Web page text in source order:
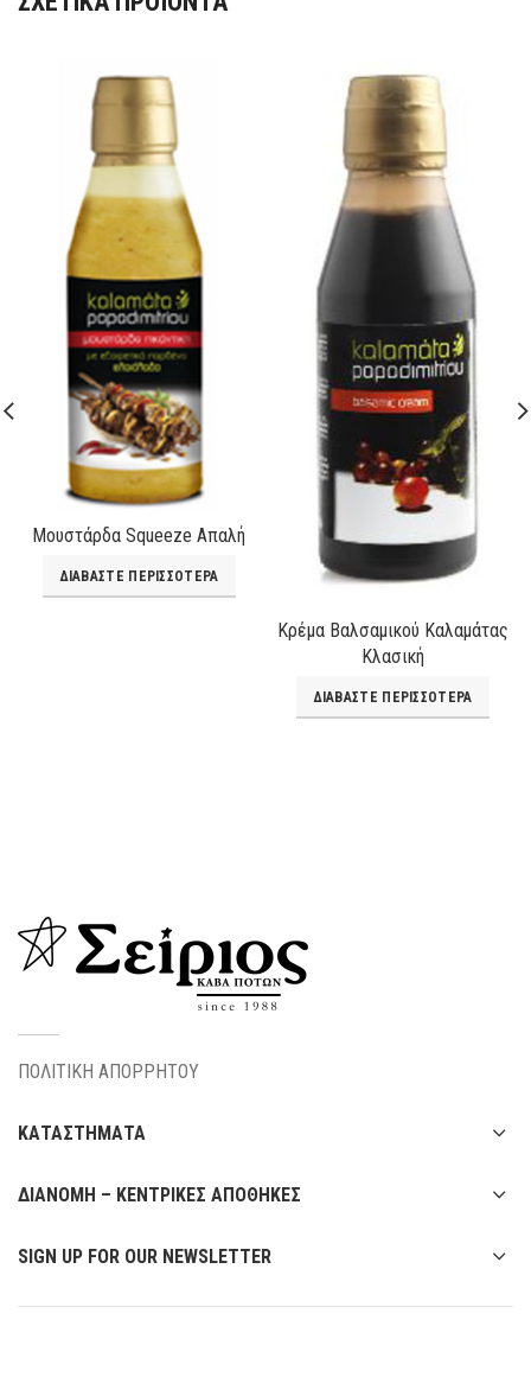
Μουστάρδα Squeeze Απαλή
ΔΙΑΒΆΣΤΕ ΠΕΡΙΣΣΌΤΕΡΑ
Κρέμα Βαλσαμικού Καλαμάτας
Κλασική
ΔΙΑΒΆΣΤΕ ΠΕΡΙΣΣΌΤΕΡΑ
ΠΟΛΙΤΙΚΗ ΑΠΟΡΡΗΤΟΥ
ΚΑΤΑΣΤΗΜΑΤΑ
ΔΙΑΝΟΜΗ – ΚΕΝΤΡΙΚΕΣ ΑΠΟΘΗΚΕΣ
SIGN UP FOR OUR NEWSLETTER